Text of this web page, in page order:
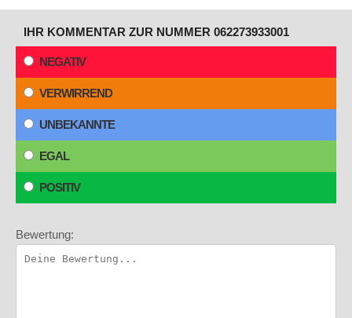
IHR KOMMENTAR ZUR NUMMER 062273933001
NEGATIV
VERWIRREND
UNBEKANNTE
EGAL
POSITIV
Bewertung: